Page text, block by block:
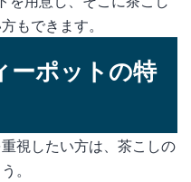
もできます。
ーポットの特
視したい方は、茶こしの
。